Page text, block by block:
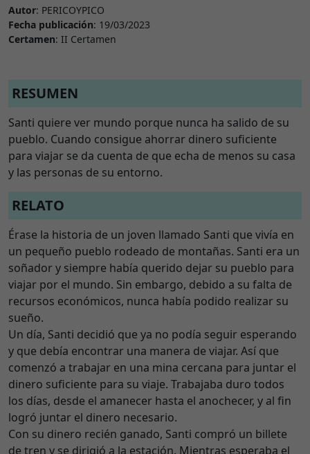
Autor: PERICOYPICO
Fecha publicación: 19/03/2023
Certamen: II Certamen
RESUMEN
Santi quiere ver mundo porque nunca ha salido de su
pueblo. Cuando consigue ahorrar dinero suficiente
para viajar se da cuenta de que echa de menos su casa
y las personas de su entorno.
RELATO
Érase la historia de un joven llamado Santi que vivía en
un pequeño pueblo rodeado de montañas. Santi era un
soñador y siempre había querido dejar su pueblo para
viajar por el mundo. Sin embargo, debido a su falta de
recursos económicos, nunca había podido realizar su
sueño.
Un día, Santi decidió que ya no podía seguir esperando
y que debía encontrar una manera de viajar. Así que
comenzó a trabajar en una mina cercana para juntar el
dinero suficiente para su viaje. Trabajaba duro todos
los días, desde el amanecer hasta el anochecer, y al fin
logró juntar el dinero necesario.
Con su dinero recién ganado, Santi compró un billete
de tren y se dirigió a la estación. Mientras esperaba el